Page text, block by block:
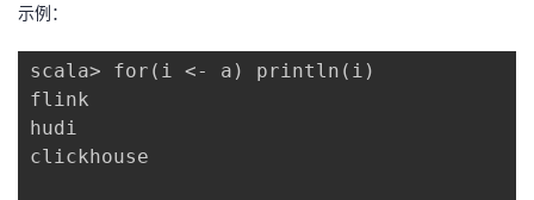
示例：
scala> for(i <- a) println(i)
flink
hudi
clickhouse